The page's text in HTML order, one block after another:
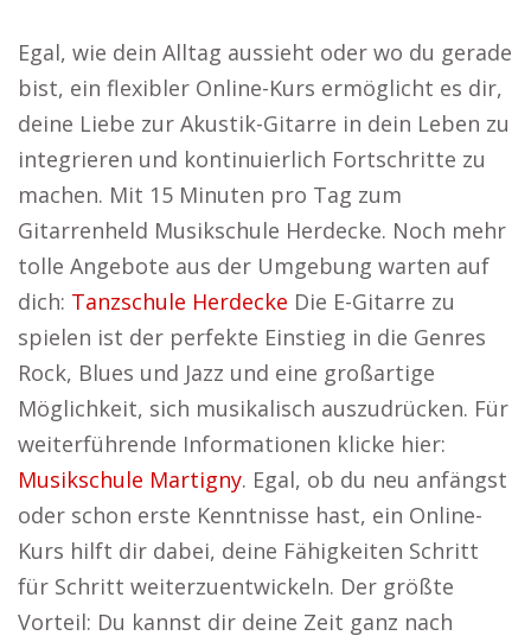
Egal, wie dein Alltag aussieht oder wo du gerade
bist, ein flexibler Online-Kurs ermöglicht es dir,
deine Liebe zur Akustik-Gitarre in dein Leben zu
integrieren und kontinuierlich Fortschritte zu
machen. Mit 15 Minuten pro Tag zum
Gitarrenheld Musikschule Herdecke. Noch mehr
tolle Angebote aus der Umgebung warten auf
dich: Tanzschule Herdecke Die E-Gitarre zu
spielen ist der perfekte Einstieg in die Genres
Rock, Blues und Jazz und eine großartige
Möglichkeit, sich musikalisch auszudrücken. Für
weiterführende Informationen klicke hier:
Musikschule Martigny. Egal, ob du neu anfängst
oder schon erste Kenntnisse hast, ein Online-
Kurs hilft dir dabei, deine Fähigkeiten Schritt
für Schritt weiterzuentwickeln. Der größte
Vorteil: Du kannst dir deine Zeit ganz nach